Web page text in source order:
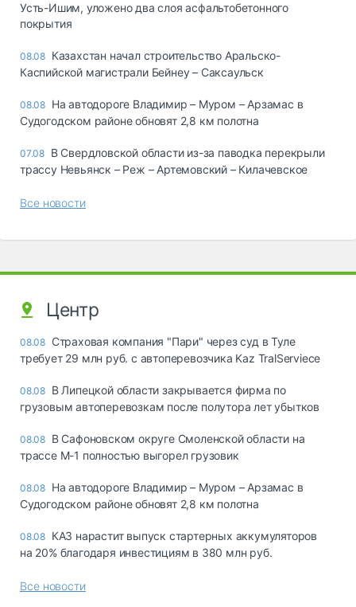
Усть-Ишим, уложено два слоя асфальтобетонного
покрытия
08.08 Казахстан начал строительство Аральско-
Каспийской магистрали Бейнеу – Саксаульск
08.08 На автодороге Владимир – Муром – Арзамас в
Судогодском районе обновят 2,8 км полотна
07.08 В Свердловской области из-за паводка перекрыли
трассу Невьянск – Реж – Артемовский – Килачевское
Все новости
Центр
08.08 Страховая компания "Пари" через суд в Туле
требует 29 млн руб. с автоперевозчика Kaz TralServiece
08.08 В Липецкой области закрывается фирма по
грузовым автоперевозкам после полутора лет убытков
08.08 В Сафоновском округе Смоленской области на
трассе М-1 полностью выгорел грузовик
08.08 На автодороге Владимир – Муром – Арзамас в
Судогодском районе обновят 2,8 км полотна
08.08 КАЗ нарастит выпуск стартерных аккумуляторов
на 20% благодаря инвестициям в 380 млн руб.
Все новости